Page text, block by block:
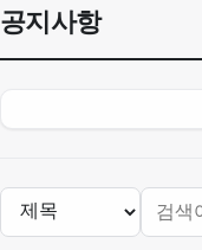
공지사항